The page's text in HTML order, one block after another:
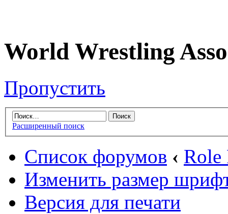
World Wrestling
Пропустить
Расширенный поиск
Список форумов ‹ Role
Изменить размер
Версия для печати